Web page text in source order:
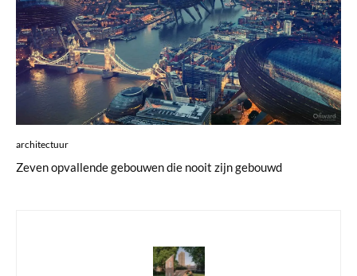
architectuur
Zeven opvallende gebouwen die nooit zijn gebouwd